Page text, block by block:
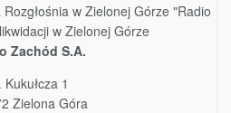
w Zielonej Górze "Radio
w Zielonej Górze
Zachód S.A.
Kukułcza 1
Zielona Góra